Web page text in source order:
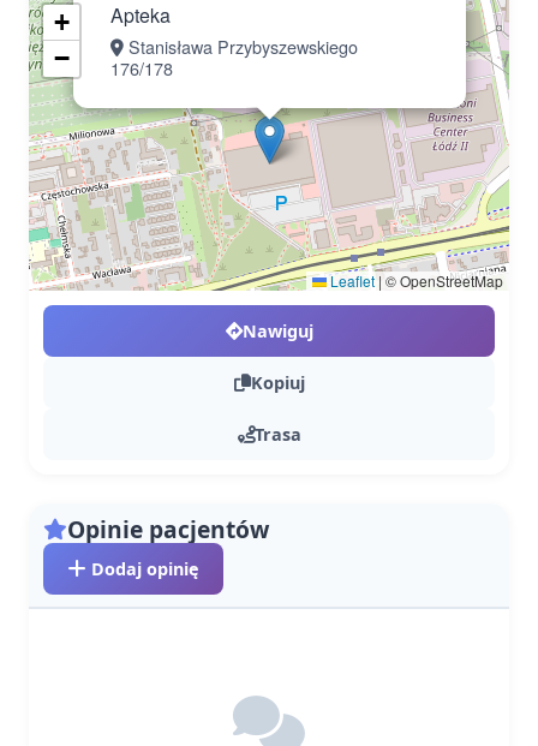
Apteka
Stanisława Przybyszewskiego
176/178
+
−
Leaflet | © OpenStreetMap
Nawiguj
Kopiuj
Trasa
Opinie pacjentów
Dodaj opinię